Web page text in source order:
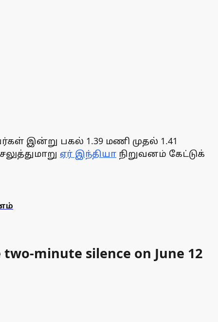
இன்று பகல் 1.39 மணி முதல் 1.41
ஏர் இந்தியா நிறுவனம் கேட்டுக்
minute silence on June 12